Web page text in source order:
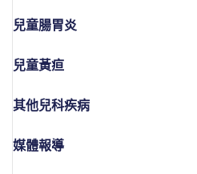
兒童腸胃炎
兒童黃疸
其他兒科疾病
媒體報導